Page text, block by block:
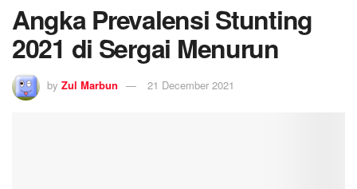
Angka Prevalensi Stunting
2021 di Sergai Menurun
by Zul Marbun 21 December 2021